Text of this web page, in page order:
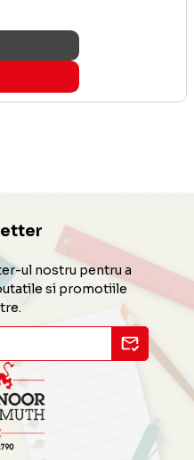
ul nostru pentru a
si promotiile